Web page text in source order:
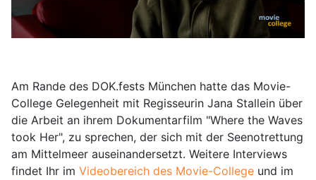
Am Rande des DOK.fests München hatte das Movie-
College Gelegenheit mit Regisseurin Jana Stallein über
die Arbeit an ihrem Dokumentarfilm "Where the Waves
took Her", zu sprechen, der sich mit der Seenotrettung
am Mittelmeer auseinandersetzt. Weitere Interviews
findet Ihr im Videobereich des Movie-College und im